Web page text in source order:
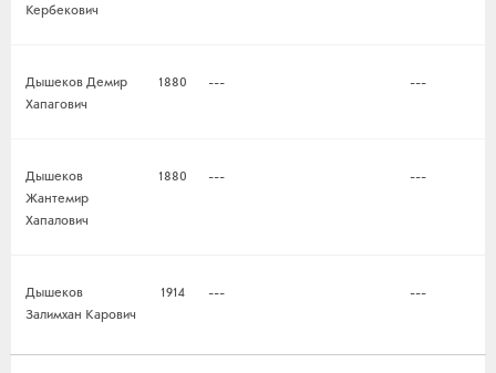
Кербекович
Дышеков Демир
Хапагович
1880 --- ---
Дышеков
Жантемир
Хапалович
1880 --- ---
Дышеков
Залимхан Карович
1914 --- ---